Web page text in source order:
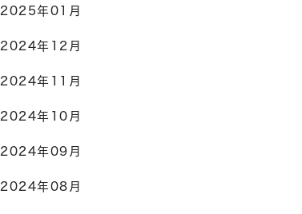
2025年01月
2024年12月
2024年11月
2024年10月
2024年09月
2024年08月